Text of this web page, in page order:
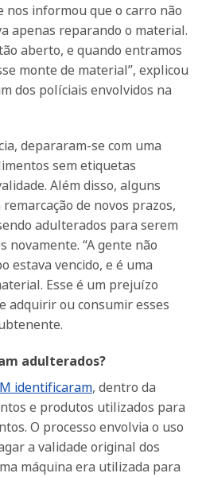
nos informou que o carro não
apenas reparando o material.
aberto, e quando entramos
monte de material”, explicou
dos políciais envolvidos na
depararam-se com uma
sem etiquetas
Além disso, alguns
de novos prazos,
adulterados para serem
novamente. “A gente não
estava vencido, e é uma
Esse é um prejuízo
adquirir ou consumir esses
adulterados?
identificaram, dentro da
e produtos utilizados para
O processo envolvia o uso
a validade original dos
máquina era utilizada para